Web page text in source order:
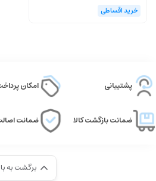
پشتیبانی امکان
ضمانت بازگشت کالا ضمانت
برگشت به